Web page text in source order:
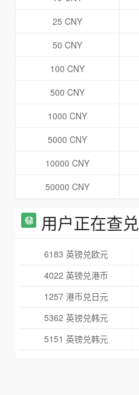
25 CNY
50 CNY
100 CNY
500 CNY
1000 CNY
5000 CNY
10000 CNY
50000 CNY
用户正在查兑
6183 英镑兑欧元
4022 英镑兑港币
1257 港币兑日元
5362 英镑兑韩元
5151 英镑兑韩元